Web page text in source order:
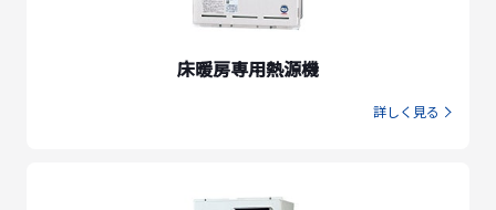
床暖房専用熱源機
詳しく見る